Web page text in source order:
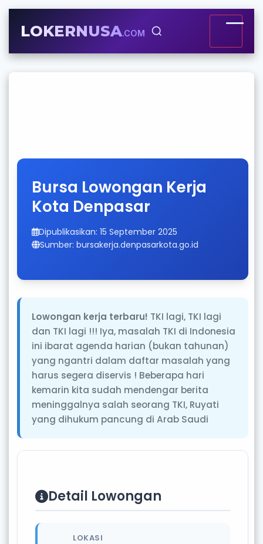
LOKERNUSA.COM
Bursa Lowongan Kerja
Kota Denpasar
Dipublikasikan: 15 September 2025
Sumber: bursakerja.denpasarkota.go.id
Lowongan kerja terbaru! TKI lagi, TKI lagi
dan TKI lagi !!! Iya, masalah TKI di Indonesia
ini ibarat agenda harian (bukan tahunan)
yang ngantri dalam daftar masalah yang
harus segera diservis ! Beberapa hari
kemarin kita sudah mendengar berita
meninggalnya salah seorang TKI, Ruyati
yang dihukum pancung di Arab Saudi
Detail Lowongan
LOKASI